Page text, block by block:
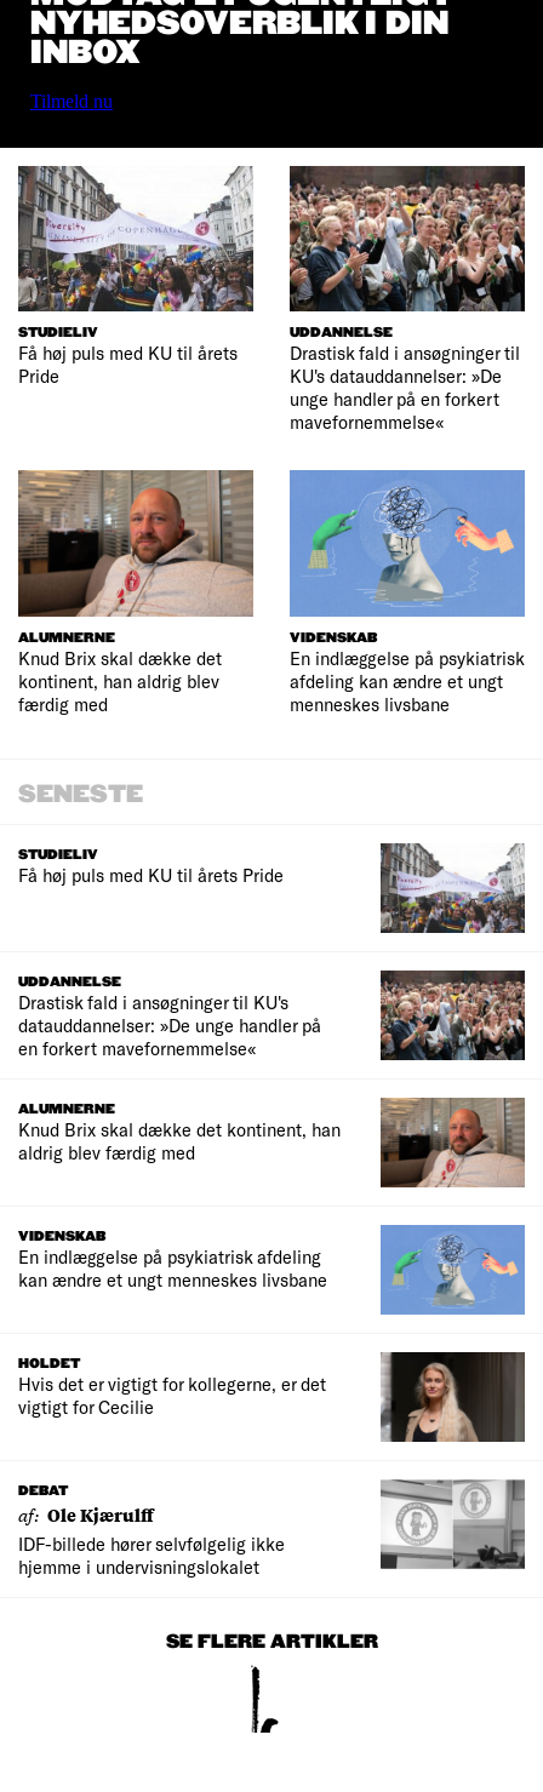
NYHEDSOVERBLIK I DIN
INBOX
Tilmeld nu
STUDIELIV
Få høj puls med KU til årets
Pride
UDDANNELSE
Drastisk fald i ansøgninger til
KU's datauddannelser: »De
unge handler på en forkert
mavefornemmelse«
ALUMNERNE
Knud Brix skal dække det
kontinent, han aldrig blev
færdig med
VIDENSKAB
En indlæggelse på psykiatrisk
afdeling kan ændre et ungt
menneskes livsbane
SENESTE
STUDIELIV
Få høj puls med KU til årets Pride
UDDANNELSE
Drastisk fald i ansøgninger til KU's
datauddannelser: »De unge handler på
en forkert mavefornemmelse«
ALUMNERNE
Knud Brix skal dække det kontinent, han
aldrig blev færdig med
VIDENSKAB
En indlæggelse på psykiatrisk afdeling
kan ændre et ungt menneskes livsbane
HOLDET
Hvis det er vigtigt for kollegerne, er det
vigtigt for Cecilie
DEBAT
af: Ole Kjærulff
IDF-billede hører selvfølgelig ikke
hjemme i undervisningslokalet
SE FLERE ARTIKLER